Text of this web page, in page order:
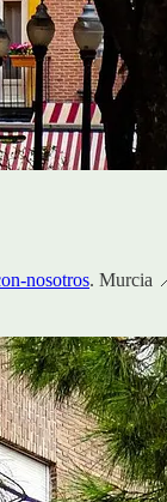
nosotros. Murcia